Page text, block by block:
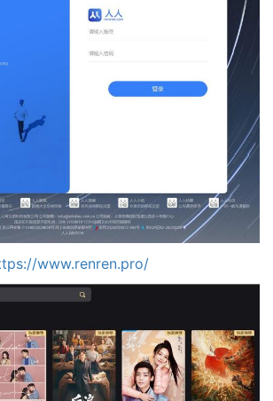
www.renren.pro/